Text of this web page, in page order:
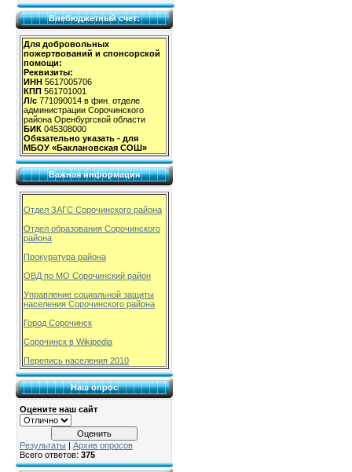
Внебюджетный счет:
Для добровольных
пожертвований и спонсорской
помощи:
Реквизиты:
ИНН 5617005706
КПП 561701001
Л/с 771090014 в фин. отделе
администрации Сорочинского
района Оренбургской области
БИК 045308000
Обязательно указать - для
МБОУ «Баклановская СОШ»
Важная информация
Отдел ЗАГС Сорочинского района
Отдел образования Сорочинского
района
Прокуратура района
ОВД по МО Сорочинский район
Управление социальной защиты
населения Сорочинского района
Город Сорочинск
Сорочинск в Wikipedia
Перепись населения 2010
Наш опрос
Оцените наш сайт
Результаты
Архив опросов
Всего ответов: 375